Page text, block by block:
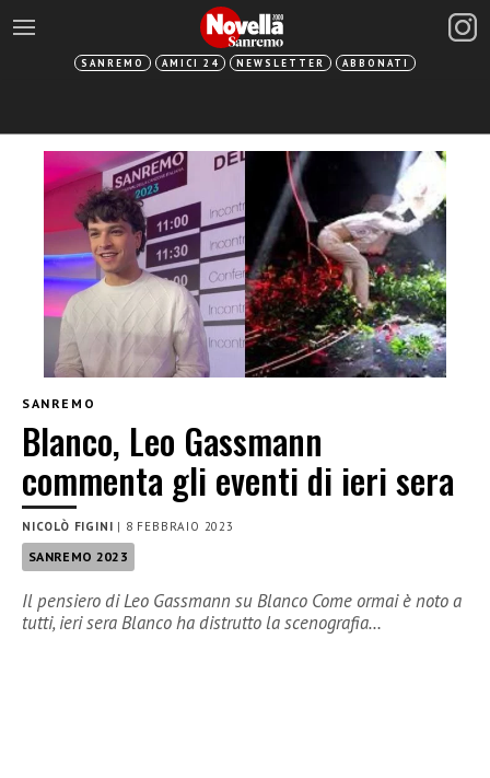
SANREMO AMICI 24 NEWSLETTER ABBONATI
SANREMO
Blanco, Leo Gassmann
commenta gli eventi di ieri sera
NICOLÒ FIGINI | 8 FEBBRAIO 2023
SANREMO 2023
Il pensiero di Leo Gassmann su Blanco Come ormai è noto a
tutti, ieri sera Blanco ha distrutto la scenografia…